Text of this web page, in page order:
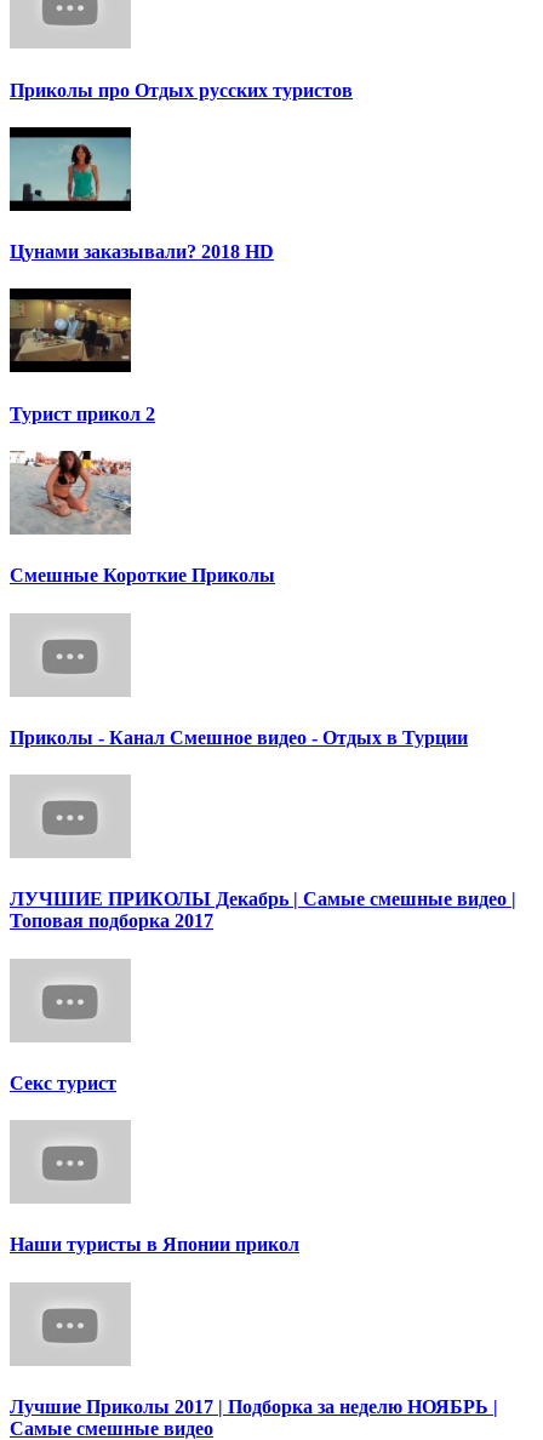
Приколы про Отдых русских туристов
Цунами заказывали? 2018 HD
Турист прикол 2
Смешные Короткие Приколы
Приколы - Канал Смешное видео - Отдых в Турции
ЛУЧШИЕ ПРИКОЛЫ Декабрь | Cамые смешные видео |
Топовая подборка 2017
Секс турист
Наши туристы в Японии прикол
Лучшие Приколы 2017 | Подборка за неделю НОЯБРЬ |
Самые смешные видео